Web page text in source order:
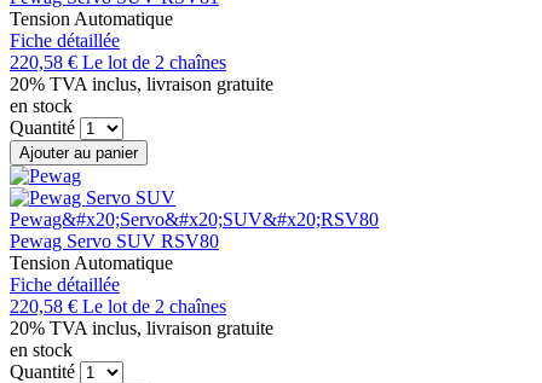
Tension Automatique
Fiche détaillée
220,58 € Le lot de 2 chaînes
20% TVA inclus, livraison gratuite
en stock
Quantité
Ajouter au panier
Pewag Servo SUV RSV80
Tension Automatique
Fiche détaillée
220,58 € Le lot de 2 chaînes
20% TVA inclus, livraison gratuite
en stock
Quantité